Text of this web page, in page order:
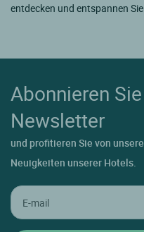
entdecken und entspannen
Abonnieren
Newsletter
und profitieren Sie von
Neuigkeiten unserer Hotels.